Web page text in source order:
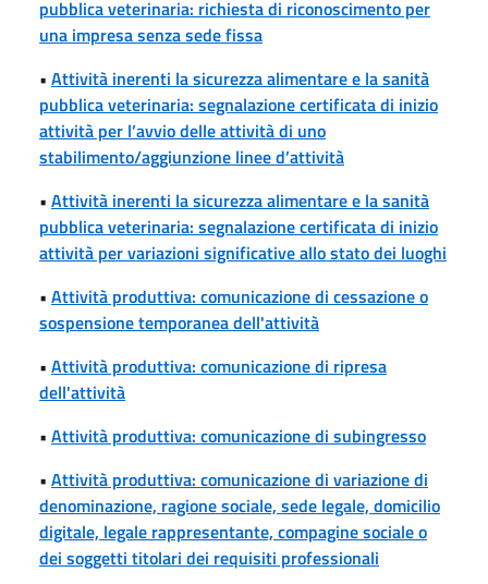
pubblica veterinaria: richiesta di riconoscimento per
una impresa senza sede fissa
• Attività inerenti la sicurezza alimentare e la sanità
pubblica veterinaria: segnalazione certificata di inizio
attività per l’avvio delle attività di uno
stabilimento/aggiunzione linee d’attività
• Attività inerenti la sicurezza alimentare e la sanità
pubblica veterinaria: segnalazione certificata di inizio
attività per variazioni significative allo stato dei luoghi
• Attività produttiva: comunicazione di cessazione o
sospensione temporanea dell'attività
• Attività produttiva: comunicazione di ripresa
dell'attività
• Attività produttiva: comunicazione di subingresso
• Attività produttiva: comunicazione di variazione di
denominazione, ragione sociale, sede legale, domicilio
digitale, legale rappresentante, compagine sociale o
dei soggetti titolari dei requisiti professionali